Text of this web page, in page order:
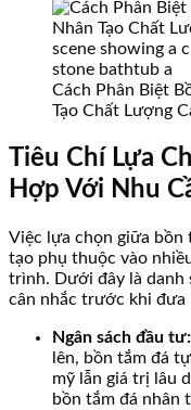
Cách Phân Biệt
Tạo Chất Lượng
Tiêu Chí Lựa
Hợp Với Nhu
Việc lựa chọn giữa bồn
tạo phụ thuộc vào
trình. Dưới đây là danh
cân nhắc trước khi đưa
Ngân sách đầu tư:
lên, bồn tắm đá
mỹ lẫn giá trị lâu
bồn tắm đá nhân